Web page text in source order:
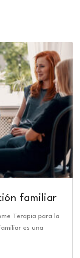
familiar
Terapia para la
es una